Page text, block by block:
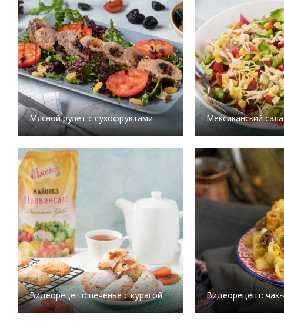
Мясной рулет с сухофруктами Мексиканский
Видеорецепт: печенье с курагой Видеорецепт: чак-